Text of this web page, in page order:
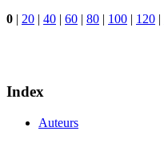
0 | 20 | 40 | 60 | 80 | 100 | 120 |
Index
Auteurs